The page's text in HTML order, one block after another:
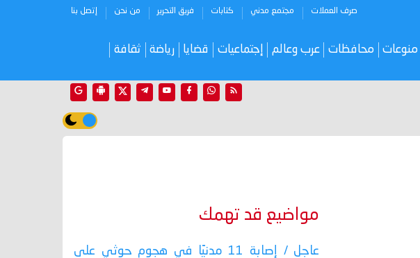
صرف العملات مجتمع مدني كتابات فريق التحرير من نحن إتصل بنا
منوعات محافظات عرب وعالم إجتماعيات قضايا رياضة ثقافة
مواضيع قد تهمك
عاجل / إصابة 11 مدنيًا في هجوم حوثي على